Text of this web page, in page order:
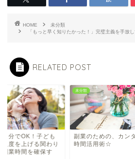
HOME
未分類
「もっと早く知りたかった！」完璧主義を手放
RELATED POST
５分でOK！子ども
足度を上げる関わり
副業時間を確保す
未分類
副業のための、カン
時間活用術☆